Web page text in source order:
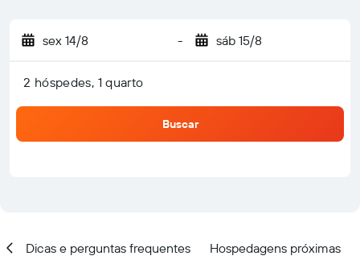
sex 14/8 - sáb 15/8
2 hóspedes, 1 quarto
Buscar
Dicas e perguntas frequentes Hospedagens próximas